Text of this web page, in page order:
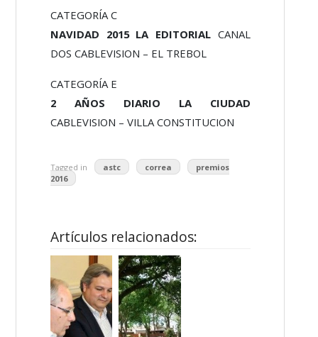
CATEGORÍA C
NAVIDAD 2015 LA EDITORIAL CANAL
DOS CABLEVISION – EL TREBOL
CATEGORÍA E
2 AÑOS DIARIO LA CIUDAD
CABLEVISION – VILLA CONSTITUCION
Tagged in astc correa
premios
2016
Artículos relacionados: